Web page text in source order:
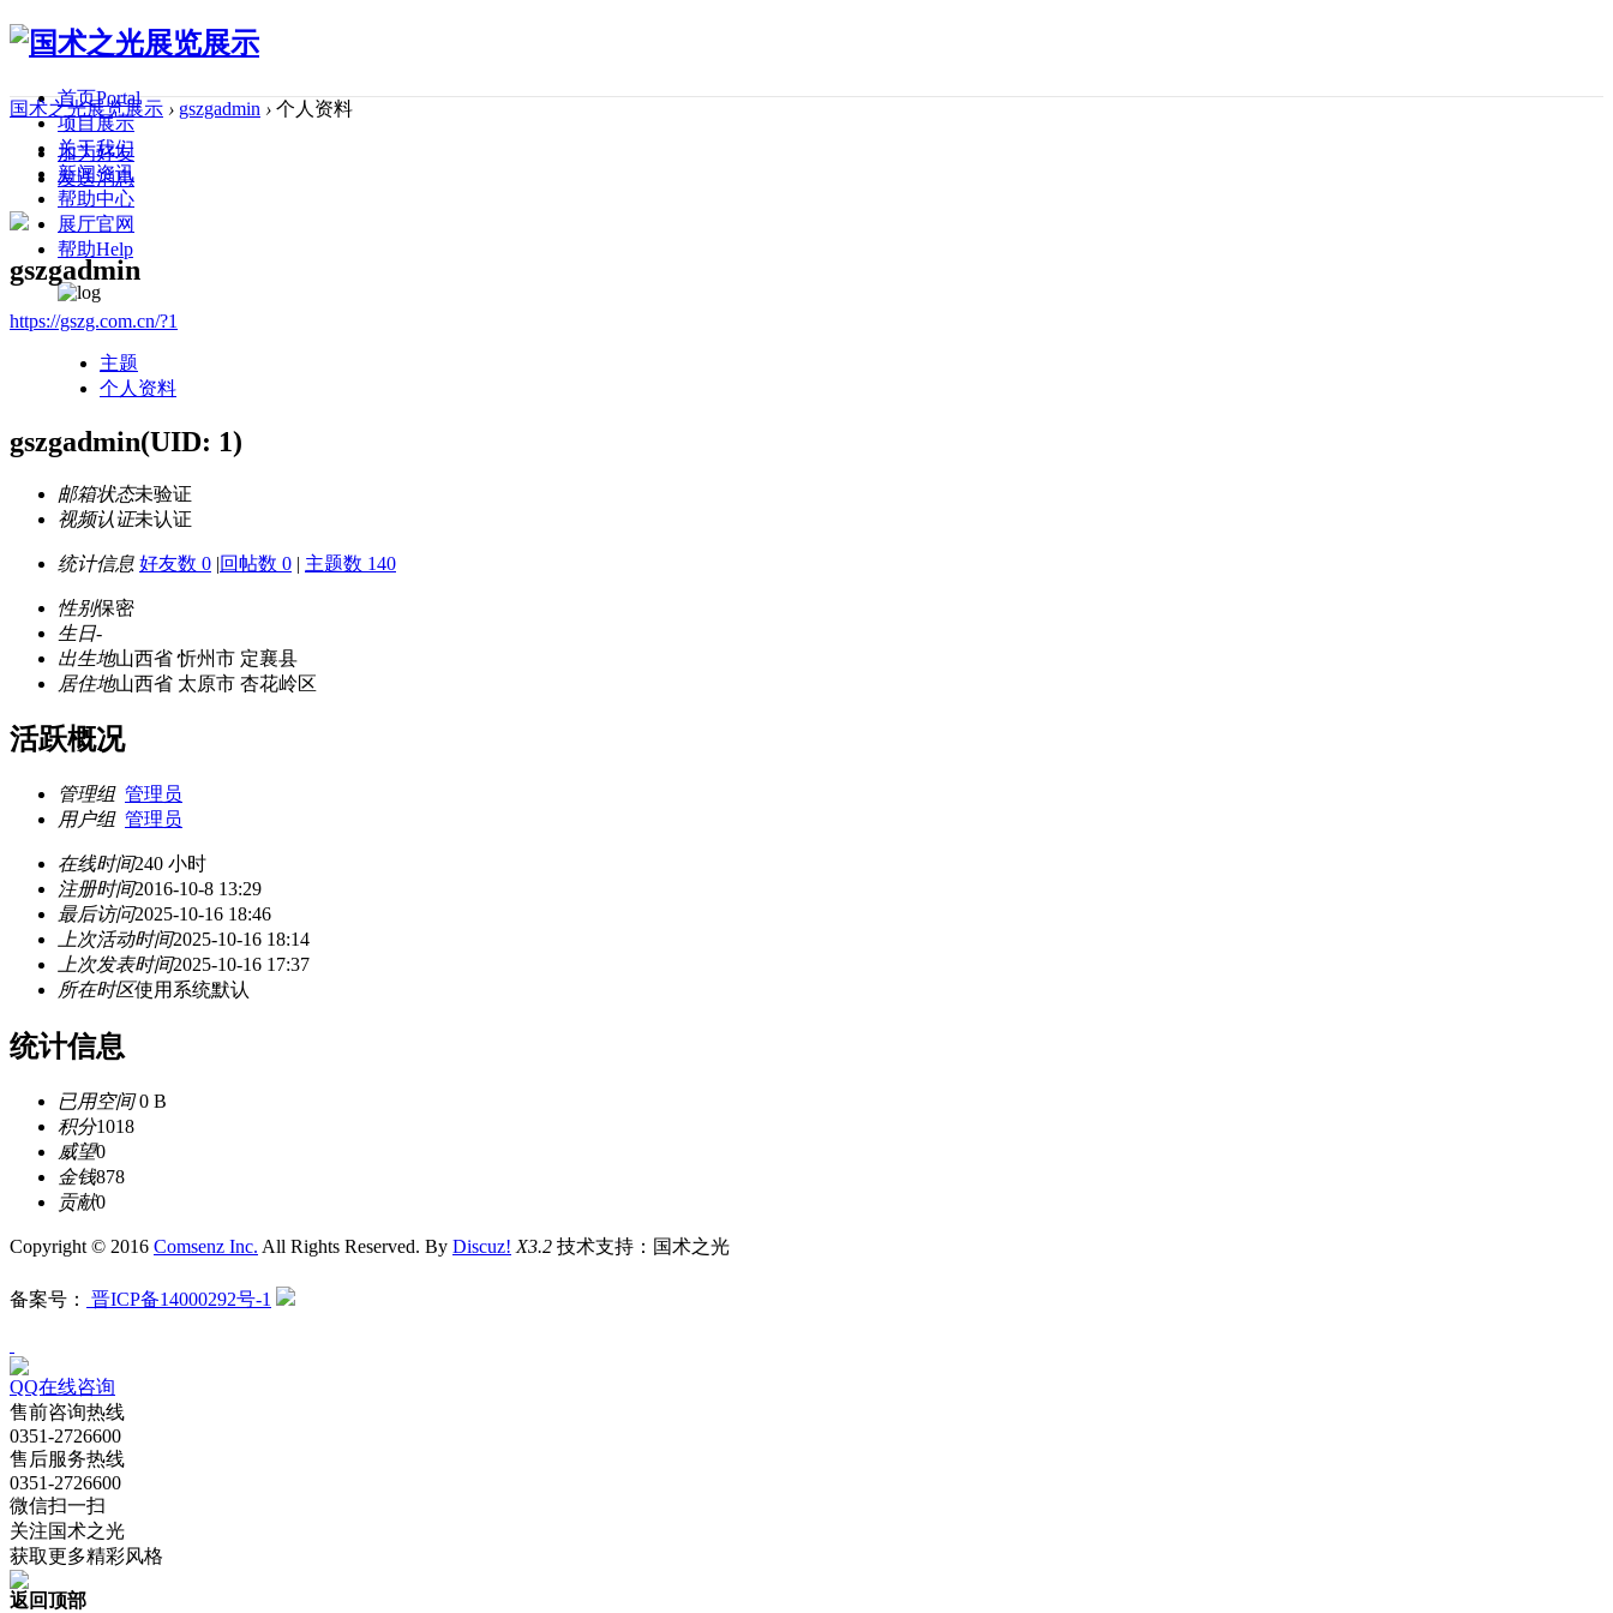
首页Portal
项目展示
关于我们
新闻资讯
帮助中心
展厅官网
帮助Help
国术之光展览展示 › gszgadmin › 个人资料
加为好友
发送消息
gszgadmin
https://gszg.com.cn/?1
主题
个人资料
gszgadmin(UID: 1)
邮箱状态未验证
视频认证未认证
统计信息 好友数 0 |回帖数 0 | 主题数 140
性别保密
生日-
出生地山西省 忻州市 定襄县
居住地山西省 太原市 杏花岭区
活跃概况
管理组 管理员
用户组 管理员
在线时间240 小时
注册时间2016-10-8 13:29
最后访问2025-10-16 18:46
上次活动时间2025-10-16 18:14
上次发表时间2025-10-16 17:37
所在时区使用系统默认
统计信息
已用空间0 B
积分1018
威望0
金钱878
贡献0
Copyright © 2016 Comsenz Inc. All Rights Reserved. By Discuz! X3.2 技术支持：国术之光
备案号： 晋ICP备14000292号-1
QQ在线咨询
售前咨询热线
0351-2726600
售后服务热线
0351-2726600
微信扫一扫
关注国术之光
获取更多精彩风格
返回顶部